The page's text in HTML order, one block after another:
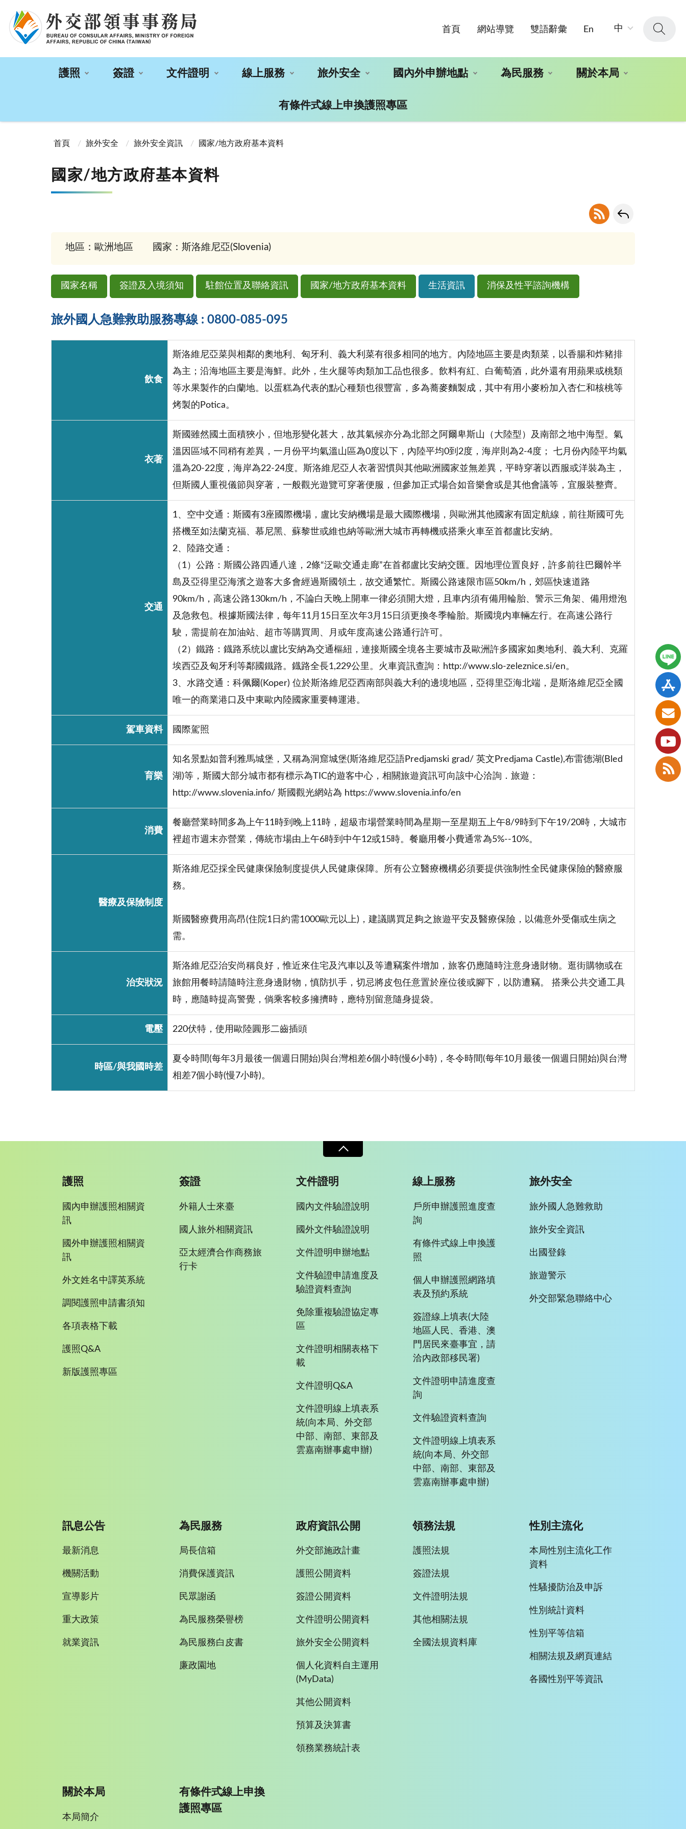
首頁 網站導覽 雙語辭彙 En 中
護照 簽證 文件證明 線上服務 旅外安全 國內外申辦地點 為民服務 關於本局
有條件式線上申換護照專區
首頁
旅外安全 旅外安全資訊 國家/地方政府基本資料
國家/地方政府基本資料
地區：歐洲地區 國家：斯洛維尼亞(Slovenia)
國家名稱 簽證及入境須知 駐館位置及聯絡資訊 國家/地方政府基本資料 生活資訊 消保及性平諮詢機構
旅外國人急難救助服務專線 : 0800-085-095
飲食
斯洛維尼亞菜與相鄰的奧地利、匈牙利、義大利菜有很多相同的地方。內陸地區主要是肉類菜，以香腸和炸豬排
為主；沿海地區主要是海鮮。此外，生火腿等肉類加工品也很多。飲料有紅、白葡萄酒，此外還有用蘋果或桃類
等水果製作的白蘭地。以蛋糕為代表的點心種類也很豐富，多為蕎麥麵製成，其中有用小麥粉加入杏仁和核桃等
烤製的Potica。
衣著
斯國雖然國土面積狹小，但地形變化甚大，故其氣候亦分為北部之阿爾卑斯山（大陸型）及南部之地中海型。氣
溫因區域不同稍有差異，一月份平均氣溫山區為0度以下，內陸平均0到2度，海岸則為2-4度； 七月份內陸平均氣
溫為20-22度，海岸為22-24度。斯洛維尼亞人衣著習慣與其他歐洲國家並無差異，平時穿著以西服或洋裝為主，
但斯國人重視儀節與穿著，一般觀光遊覽可穿著便服，但參加正式場合如音樂會或是其他會議等，宜服裝整齊。
交通
1、空中交通：斯國有3座國際機場，盧比安納機場是最大國際機場，與歐洲其他國家有固定航線，前往斯國可先
搭機至如法蘭克福、慕尼黑、蘇黎世或維也納等歐洲大城市再轉機或搭乘火車至首都盧比安納。
2、陸路交通：
（1）公路：斯國公路四通八達，2條“泛歐交通走廊”在首都盧比安納交匯。因地理位置良好，許多前往巴爾幹半
島及亞得里亞海濱之遊客大多會經過斯國領土，故交通繁忙。斯國公路速限市區50km/h，郊區快速道路
90km/h，高速公路130km/h，不論白天晚上開車一律必須開大燈，且車内須有備用輪胎、警示三角架、備用燈泡
及急救包。根據斯國法律，每年11月15日至次年3月15日須更換冬季輪胎。斯國境内車輛左行。在高速公路行
駛，需提前在加油站、超市等購買周、月或年度高速公路通行許可。
（2）鐵路：鐡路系统以盧比安納為交通樞紐，連接斯國全境各主要城市及歐洲許多國家如奧地利、義大利、克羅
埃西亞及匈牙利等鄰國鐵路。鐡路全長1,229公里。火車資訊查詢：http://www.slo-zeleznice.si/en。
3、水路交通：科佩爾(Koper) 位於斯洛維尼亞西南部與義大利的邊境地區，亞得里亞海北端，是斯洛維尼亞全國
唯一的商業港口及中東歐內陸國家重要轉運港。
駕車資料 國際駕照
育樂
知名景點如普利雅馬城堡，又稱為洞窟城堡(斯洛維尼亞語Predjamski grad/ 英文Predjama Castle),布雷德湖(Bled
湖)等，斯國大部分城市都有標示為TIC的遊客中心，相關旅遊資訊可向該中心洽詢．旅遊：
http://www.slovenia.info/ 斯國觀光網站為 https://www.slovenia.info/en
消費
餐廳營業時間多為上午11時到晚上11時，超級市場營業時間為星期一至星期五上午8/9時到下午19/20時，大城市
裡超市週末亦營業，傳統市場由上午6時到中午12或15時。餐廳用餐小費通常為5%--10%。
醫療及保險制度
斯洛維尼亞採全民健康保險制度提供人民健康保障。所有公立醫療機構必須要提供強制性全民健康保險的醫療服
務。
斯國醫療費用高昂(住院1日約需1000歐元以上)，建議購買足夠之旅遊平安及醫療保險，以備意外受傷或生病之
需。
治安狀況
斯洛維尼亞治安尚稱良好，惟近來住宅及汽車以及等遭竊案件增加，旅客仍應隨時注意身邊財物。逛街購物或在
旅館用餐時請隨時注意身邊財物，慎防扒手，切忌將皮包任意置於座位後或腳下，以防遭竊。 搭乘公共交通工具
時，應隨時提高警覺，倘乘客較多擁擠時，應特別留意隨身提袋。
電壓 220伏特，使用歐陸圓形二齒插頭
時區/與我國時差
夏令時間(每年3月最後一個週日開始)與台灣相差6個小時(慢6小時)，冬令時間(每年10月最後一個週日開始)與台灣
相差7個小時(慢7小時)。
護照
國內申辦護照相關資
訊
國外申辦護照相關資
訊
外文姓名中譯英系統
調閱護照申請書須知
各項表格下載
護照Q&A
新版護照專區
簽證
外籍人士來臺
國人旅外相關資訊
亞太經濟合作商務旅
行卡
文件證明
國內文件驗證說明
國外文件驗證說明
文件證明申辦地點
文件驗證申請進度及
驗證資料查詢
免除重複驗證協定專
區
文件證明相關表格下
載
文件證明Q&A
文件證明線上填表系
統(向本局、外交部
中部、南部、東部及
雲嘉南辦事處申辦)
線上服務
戶所申辦護照進度查
詢
有條件式線上申換護
照
個人申辦護照網路填
表及預約系統
簽證線上填表(大陸
地區人民、香港、澳
門居民來臺事宜，請
洽內政部移民署)
文件證明申請進度查
詢
文件驗證資料查詢
文件證明線上填表系
統(向本局、外交部
中部、南部、東部及
雲嘉南辦事處申辦)
旅外安全
旅外國人急難救助
旅外安全資訊
出國登錄
旅遊警示
外交部緊急聯絡中心
訊息公告
最新消息
機關活動
宣導影片
重大政策
就業資訊
為民服務
局長信箱
消費保護資訊
民眾謝函
為民服務榮譽榜
為民服務白皮書
廉政園地
政府資訊公開
外交部施政計畫
護照公開資料
簽證公開資料
文件證明公開資料
旅外安全公開資料
個人化資料自主運用
(MyData)
其他公開資料
預算及決算書
領務業務統計表
領務法規
護照法規
簽證法規
文件證明法規
其他相關法規
全國法規資料庫
性別主流化
本局性別主流化工作
資料
性騷擾防治及申訴
性別統計資料
性別平等信箱
相關法規及網頁連結
各國性別平等資訊
關於本局
本局簡介
有條件式線上申換
護照專區